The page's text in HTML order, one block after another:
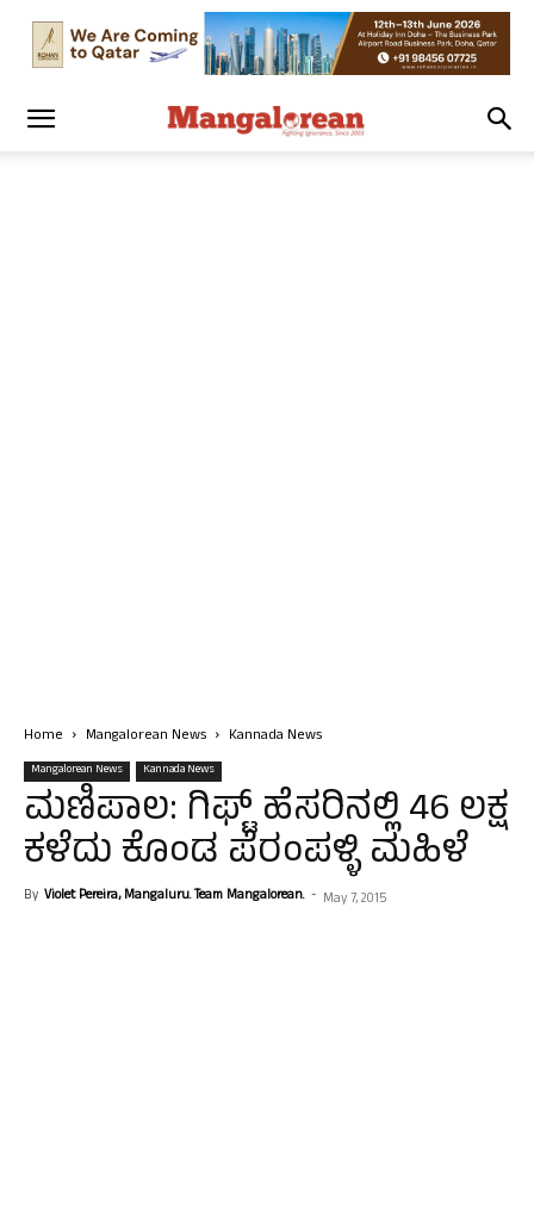
Home Mangalorean News Kannada News
Mangalorean News Kannada News
ಮಣಿಪಾಲ: ಗಿಫ್ಟ್ ಹೆಸರಿನಲ್ಲಿ 46 ಲಕ್ಷ
ಕಳೆದು ಕೊಂಡ ಪೆರಂಪಳ್ಳಿ ಮಹಿಳೆ
By Violet Pereira, Mangaluru. Team Mangalorean. - May 7, 2015